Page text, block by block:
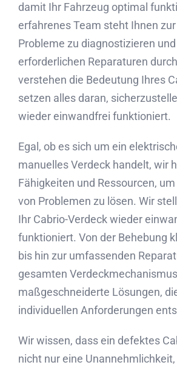
damit Ihr Fahrzeug optimal
erfahrenes Team steht Ihnen
Probleme zu diagnostizieren
erforderlichen Reparaturen
verstehen die Bedeutung Ihres
setzen alles daran,
wieder einwandfrei funktioniert.
Egal, ob es sich um ein
manuelles Verdeck handelt, wir
Fähigkeiten und Ressourcen, um
von Problemen zu lösen. Wir
Ihr Cabrio-Verdeck wieder
funktioniert. Von der Behebung
bis hin zur umfassenden
gesamten
maßgeschneiderte Lösungen,
individuellen Anforderungen
Wir wissen, dass ein defektes
nicht nur eine